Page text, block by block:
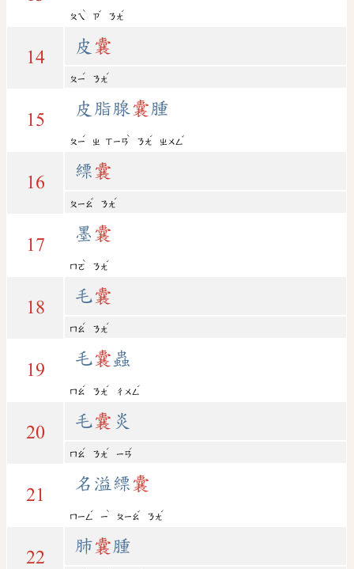
ㄆㄟ
ˋ
ㄗ
ˇ
ㄋㄤ
ˊ
14
皮 囊
ㄆㄧ
ˊ
ㄋㄤ
ˊ
15
皮脂腺囊腫
ㄆㄧ
ˊ
ㄓ ㄒㄧㄢ
ˋ
ㄋㄤ
ˊ
ㄓㄨㄥ
ˇ
16
縹 囊
ㄆㄧㄠ
ˇ
ㄋㄤ
ˊ
17
墨 囊
ㄇㄛ
ˋ
ㄋㄤ
ˊ
18
毛囊
ㄇㄠ
ˊ
ㄋㄤ
ˊ
19
毛囊蟲
ㄇㄠ
ˊ
ㄋㄤ
ˊ
ㄔㄨㄥ
ˊ
20
毛囊 炎
ㄇㄠ
ˊ
ㄋㄤ
ˊ
ㄧㄢ
ˊ
21
名溢縹 囊
ㄇㄧㄥ
ˊ
ㄧ
ˋ
ㄆㄧㄠ
ˇ
ㄋㄤ
ˊ
22
肺囊腫